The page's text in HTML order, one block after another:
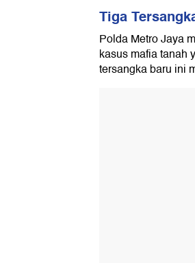
Tiga
Polda Metro Jaya
kasus mafia tanah
tersangka baru ini